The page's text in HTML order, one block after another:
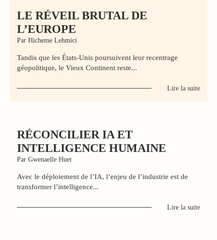
LE RÉVEIL BRUTAL DE
L’EUROPE
Par Hicheme Lehmici
Tandis que les États-Unis poursuivent leur recentrage
géopolitique, le Vieux Continent reste...
Lire la suite
RÉCONCILIER IA ET
INTELLIGENCE HUMAINE
Par Gwenaelle Huet
Avec le déploiement de l’IA, l’enjeu de l’industrie est de
transformer l’intelligence...
Lire la suite